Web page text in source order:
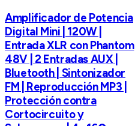
Amplificador de Potencia
Digital Mini | 120W |
Entrada XLR con Phantom
48V | 2 Entradas AUX |
Bluetooth | Sintonizador
FM | Reproducción MP3 |
Protección contra
Cortocircuito y